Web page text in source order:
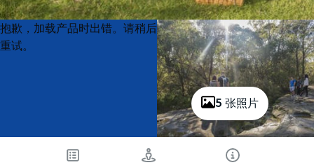
5 张照片
Product
List
Product
List
抱歉，加载产品时出错。请稍后
重试。